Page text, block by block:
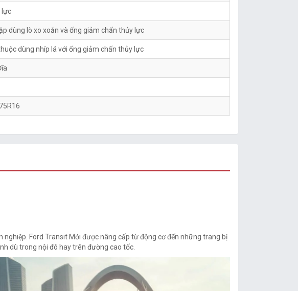
lực
dùng lò xo xoắn và ống giảm chấn thủy lực
dùng nhíp lá với ống giảm chấn thủy lực
Ford Transit Mới được nâng cấp từ động cơ đến những trang bị
dù trong nội đô hay trên đường cao tốc.